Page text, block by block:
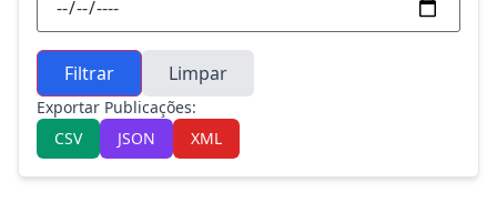
Filtrar Limpar
Exportar Publicações:
CSV
JSON XML